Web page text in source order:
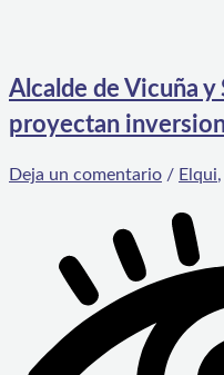
Alcalde de Vicuña
proyectan
Deja un comentario / Elqui,